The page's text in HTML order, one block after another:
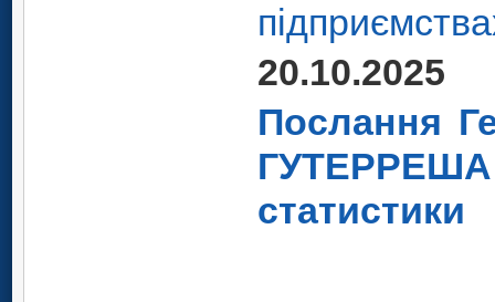
20.10.2025
Послання
статистики